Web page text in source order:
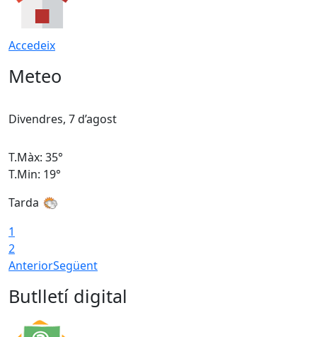
Accedeix
Meteo
Divendres, 7 d’agost
T.Màx: 35°
T.Min: 19°
Tarda
1
2
AnteriorSegüent
Butlletí digital